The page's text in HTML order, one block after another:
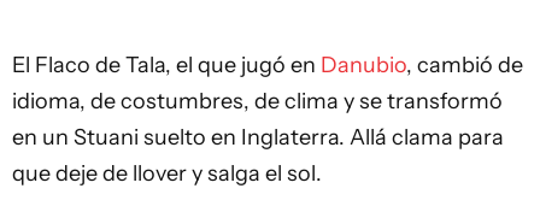
El Flaco de Tala, el que jugó en Danubio, cambió de
idioma, de costumbres, de clima y se transformó
en un Stuani suelto en Inglaterra. Allá clama para
que deje de llover y salga el sol.